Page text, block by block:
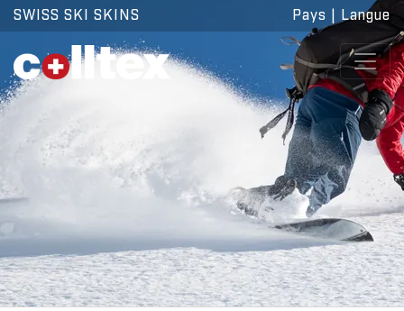
SWISS SKI SKINS Pays Langue